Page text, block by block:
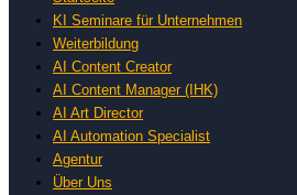
KI Seminare für Unternehmen
Weiterbildung
AI Content Creator
AI Content Manager (IHK)
AI Art Director
AI Automation Specialist
Agentur
Über Uns